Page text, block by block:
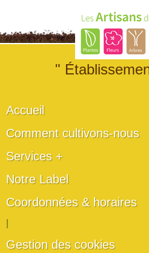
"
Accueil
Comment cultivons-nous
Services +
Notre Label
Coordonnées & horaires
Gestion des cookies